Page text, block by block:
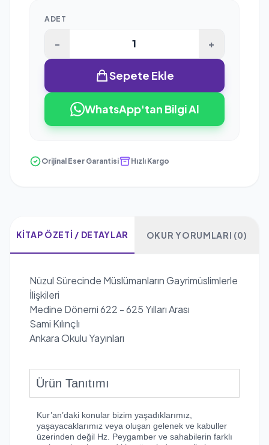
ADET
- +
Sepete Ekle
WhatsApp'tan Bilgi Al
Orijinal Eser Garantisi Hızlı Kargo
KITAP ÖZETI / DETAYLAR OKUR YORUMLARI (0)
Nüzul Sürecinde Müslümanların Gayrimüslimlerle
İlişkileri
Medine Dönemi 622 - 625 Yılları Arası
Sami Kılınçlı
Ankara Okulu Yayınları
Ürün Tanıtımı
Kur’an’daki konular bizim yaşadıklarımız,
yaşayacaklarımız veya oluşan gelenek ve kabuller
üzerinden değil Hz. Peygamber ve sahabilerin farklı